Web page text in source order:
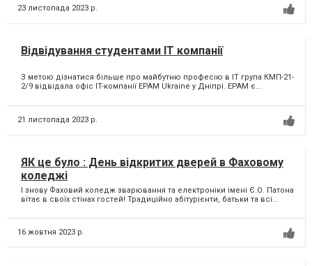
23 листопада 2023 р.
Відвідування студентами ІТ компанії
З метою дізнатися більше про майбутню професію в ІТ група КМП-21-
2/9 відвідала офіс IT-компанії ЕРАМ Ukrainе у Дніпрі. ЕРАМ є...
21 листопада 2023 р.
ЯК це було : День відкритих дверей в Фаховому
коледжі
І знову Фаховий коледж зварювання та електроніки імені Є.О. Патона
вітає в своїх стінах гостей! Традиційно абітурієнти, батьки та всі...
16 жовтня 2023 р.